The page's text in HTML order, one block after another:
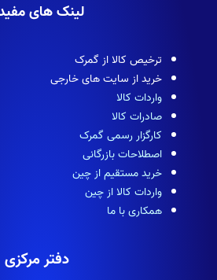
لینک های مفید
ترخیص کالا از گمرک
خرید از سایت های خارجی
واردات کالا
صادرات کالا
کارگزار رسمی گمرک
اصطلاحات بازرگانی
خرید مستقیم از چین
واردات کالا از چین
همکاری با ما
دفتر مرکزی